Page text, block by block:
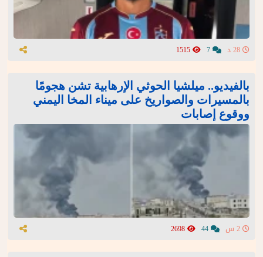
بالفيديو.. ميلشيا الحوثي الإرهابية تشن هجومًا
بالمسيرات والصواريخ على ميناء المخا اليمني
ووقوع إصابات